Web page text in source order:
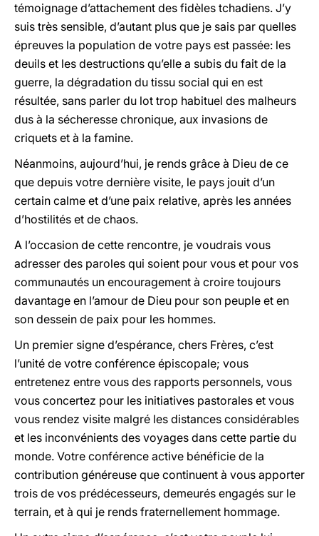
témoignage d’attachement des fidèles tchadiens. J’y
suis très sensible, d’autant plus que je sais par quelles
épreuves la population de votre pays est passée: les
deuils et les destructions qu’elle a subis du fait de la
guerre, la dégradation du tissu social qui en est
résultée, sans parler du lot trop habituel des malheurs
dus à la sécheresse chronique, aux invasions de
criquets et à la famine.
Néanmoins, aujourd’hui, je rends grâce à Dieu de ce
que depuis votre dernière visite, le pays jouit d’un
certain calme et d’une paix relative, après les années
d’hostilités et de chaos.
A l’occasion de cette rencontre, je voudrais vous
adresser des paroles qui soient pour vous et pour vos
communautés un encouragement à croire toujours
davantage en l’amour de Dieu pour son peuple et en
son dessein de paix pour les hommes.
Un premier signe d’espérance, chers Frères, c’est
l’unité de votre conférence épiscopale; vous
entretenez entre vous des rapports personnels, vous
vous concertez pour les initiatives pastorales et vous
vous rendez visite malgré les distances considérables
et les inconvénients des voyages dans cette partie du
monde. Votre conférence active bénéficie de la
contribution généreuse que continuent à vous apporter
trois de vos prédécesseurs, demeurés engagés sur le
terrain, et à qui je rends fraternellement hommage.